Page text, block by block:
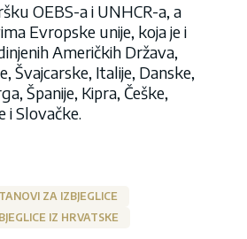
OEBS-a i UNHCR-a, a
Evropske unije, koja je i
Američkih Država,
Švajcarske, Italije, Danske,
Španije, Kipra, Češke,
i Slovačke.
ZA IZBJEGLICE
IZ HRVATSKE